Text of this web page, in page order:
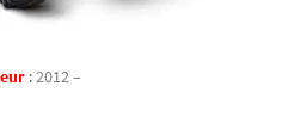
:2012 –